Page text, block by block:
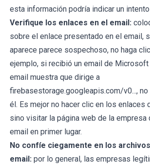
esta información podría indicar un
Verifique los enlaces en el email:
sobre el enlace presentado en el email,
aparece parece sospechoso, no haga
ejemplo, si recibió un email de Microsoft
email muestra que dirige a
firebasestorage.googleapis.com/v0...,
él. Es mejor no hacer clic en los enlaces
sino visitar la página web de la empresa
email en primer lugar.
No confíe ciegamente en los
email: por lo general, las empresas